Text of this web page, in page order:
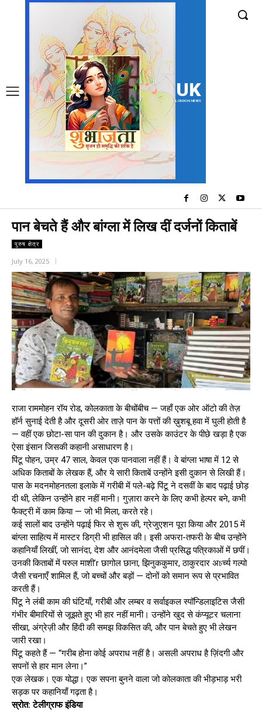
UK
LONDON NEWS
पान बेचते हैं और बांग्ला में लिख दीं दर्जनों किताबें
पुरुष क्षेत्र
July 16, 2025
राजा राममोहन रॉय रोड, कोलकाता के बीचोंबीच — जहाँ एक ओर ऑटो की तेज़
हॉर्न सुनाई देती है और दूसरी ओर ताज़े पान के पत्तों की ख़ुशबू हवा में घुली होती है
— वहीं एक छोटा-सा पान की दुकान है। और उसके काउंटर के पीछे खड़ा है एक
ऐसा इंसान जिसकी कहानी असाधारण है।
पिंटू पोहन, उम्र 47 साल, केवल एक पानवाला नहीं हैं। वे बांग्ला भाषा में 12 से
अधिक किताबों के लेखक हैं, और ये सारी किताबें उन्होंने इसी दुकान से लिखी हैं।
पास के मदनमोहनतला इलाके में गरीबी में पले-बढ़े पिंटू ने दसवीं के बाद पढ़ाई छोड़
दी थी, लेकिन उन्होंने हार नहीं मानी। गुज़ारा करने के लिए कभी हेल्पर बने, कभी
फैक्ट्री में काम किया — जो भी मिला, करते रहे।
कई सालों बाद उन्होंने पढ़ाई फिर से शुरू की, ग्रेजुएशन पूरा किया और 2015 में
बांग्ला साहित्य में मास्टर डिग्री भी हासिल की। इसी अफरा-तफरी के बीच उन्होंने
कहानियाँ लिखीं, जो सानंदा, देश और आनंदमेला जैसी प्रसिद्ध पत्रिकाओं में छपीं।
उनकी किताबों में परुल माशी’r छागोल छाना, झिनुककुमार, ठाकुरदार अচर्च्य गल्पो
जैसी रचनाएँ शामिल हैं, जो बच्चों और बड़ों — दोनों को समान रूप से प्रभावित
करती हैं।
पिंटू ने लंबी काम की घंटियाँ, गरीबी और लम्बर व सर्वाइकल स्पॉन्डिलाइटिस जैसी
गंभीर बीमारियों से जूझते हुए भी हार नहीं मानी। उन्होंने खुद से कंप्यूटर चलाना
सीखा, अंग्रेज़ी और हिंदी की समझ विकसित की, और पान बेचते हुए भी लेखन
जारी रखा।
पिंटू कहते हैं — “गरीब होना कोई अपराध नहीं है। असली अपराध है ज़िंदगी और
सपनों से हार मान लेना।”
एक लेखक। एक योद्धा। एक सपना बुनने वाला जो कोलकाता की भीड़भाड़ भरी
सड़क पर कहानियाँ गढ़ता है।
स्रोत: टेलीग्राफ इंडिया